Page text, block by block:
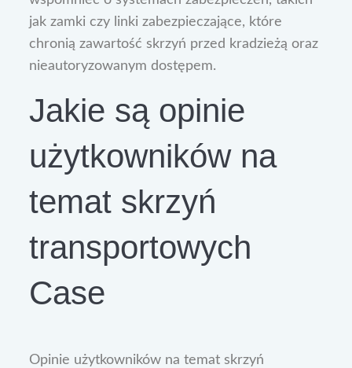
jak zamki czy linki zabezpieczające, które
chronią zawartość skrzyń przed kradzieżą oraz
nieautoryzowanym dostępem.
Jakie są opinie
użytkowników na
temat skrzyń
transportowych
Case
Opinie użytkowników na temat skrzyń